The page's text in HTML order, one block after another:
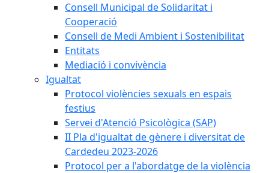
Consell Municipal de Solidaritat i
Cooperació
Consell de Medi Ambient i Sostenibilitat
Entitats
Mediació i convivència
Igualtat
Protocol violències sexuals en espais
festius
Servei d'Atenció Psicològica (SAP)
II Pla d'igualtat de gènere i diversitat de
Cardedeu 2023-2026
Protocol per a l'abordatge de la violència